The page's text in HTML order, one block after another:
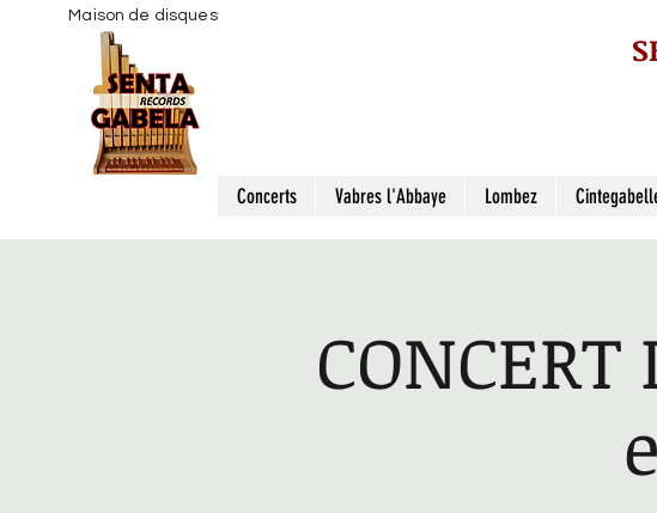
Maison de disques
Concerts Vabres l'Abbaye Lombez